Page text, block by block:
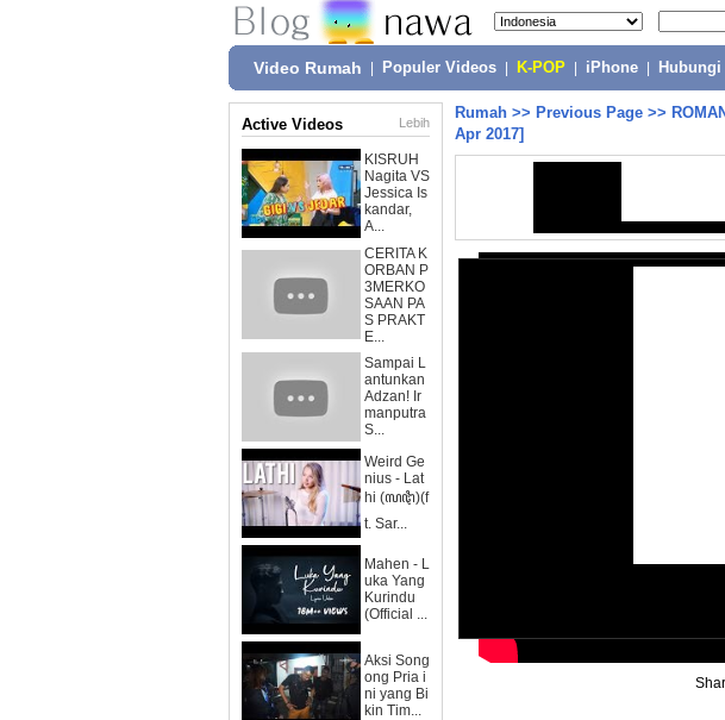
Video Rumah Populer Videos K-POP iPhone Hubungi
Active Videos Lebih
KISRUH
Nagita VS
Jessica Is
kandar,
A...
CERITA K
ORBAN P
3MERKO
SAAN PA
S PRAKT
E...
Sampai L
antunkan
Adzan! Ir
manputra
S...
Weird Ge
nius - Lat
hi (ꦭꦛꦶ)(f
t. Sar...
Mahen - L
uka Yang
Kurindu
(Official ...
Aksi Song
ong Pria i
ni yang Bi
kin Tim...
Rumah >> Previous Page >>
Apr 2017]